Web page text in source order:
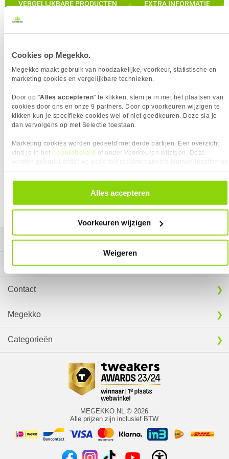
Cookies op Megekko.
Megekko maakt gebruik van noodzakelijke, voorkeur, statistische en
marketing cookies en vergelijkbare technieken.
Door op "Alles accepteren" te klikken, stem je in met het plaatsen van
cookies door ons en onze 9 partners. Door op voorkeuren wijzigen te
kikken kun je specifieke cookies wel of niet goedkeuren. Deze sla je
dan vervolgens op met Selectie toestaan.
Marketing cookies worden gedeeld met derde partijen. Een overzicht
vind je in het cookiebeleid of onder Voorkeuren wijzigen. Deze
alle cookies. Je kunt je gegeven toestemming altijd intrekken, dit doe je
door in de footer van onze website te klikken op ‘Cookievoorkeuren’
Alles accepteren
Voorkeuren wijzigen
Weigeren
❮ ❯
Connector 2
VGA
Aansluiting 2 type (m/f)
Vrouwelijk
Verkrijgbaar sinds
Oktober 2016
EAN
65030833134
Vendorcode
GC1515MFRA1
Garantie
24 maanden
VERGELIJKBARE PRODUCTEN
EXTRA INFORMATIE
POORTEN & INTERFACES
Eigenschap Waarde
Connector 1
VGA
PRODUCT INFORMATIE
EAN
65030833134
Artikelnr
992370
Merk
Startech
Garantie
24 maanden
Download specificatie sheet
Gender Changer F/F
Vergelijk product
Mijn gegevens
Service
Contact
Megekko
Categorieën
MEGEKKO.NL © 2026
Alle prijzen zijn inclusief BTW